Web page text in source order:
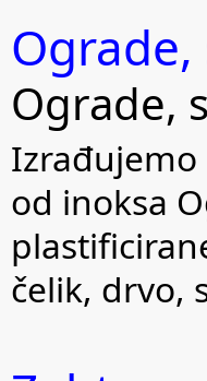
Ograde,
od inoksa
čelik, drvo,